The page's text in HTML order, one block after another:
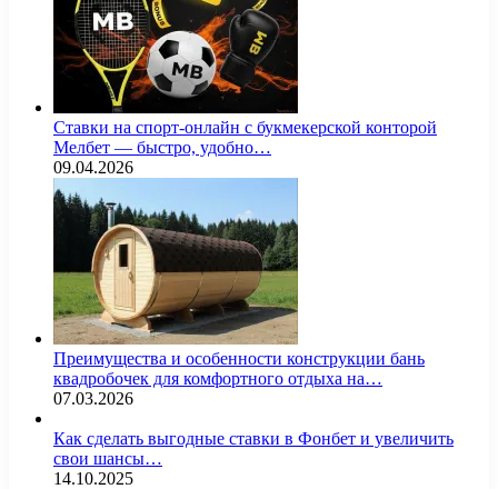
Ставки на спорт-онлайн с букмекерской конторой
Мелбет — быстро, удобно…
09.04.2026
Преимущества и особенности конструкции бань
квадробочек для комфортного отдыха на…
07.03.2026
Как сделать выгодные ставки в Фонбет и увеличить
свои шансы…
14.10.2025